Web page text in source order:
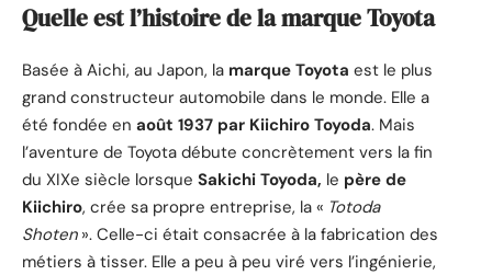
Quelle est l’histoire de la marque Toyota
Basée à Aichi, au Japon, la marque Toyota est le plus
grand constructeur automobile dans le monde. Elle a
été fondée en août 1937 par Kiichiro Toyoda. Mais
l’aventure de Toyota débute concrètement vers la fin
du XIXe siècle lorsque Sakichi Toyoda, le père de
Kiichiro, crée sa propre entreprise, la « Totoda
Shoten ». Celle-ci était consacrée à la fabrication des
métiers à tisser. Elle a peu à peu viré vers l’ingénierie,